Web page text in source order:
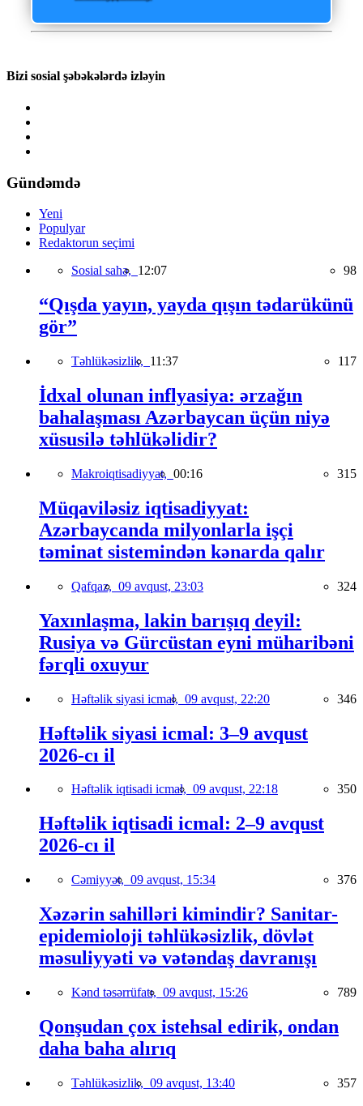
Bizi sosial şəbəkələrdə izləyin
Gündəmdə
Yeni
Populyar
Redaktorun seçimi
Sosial sahə, 12:07 98
“Qışda yayın, yayda qışın tədarükünü
gör”
Təhlükəsizlik, 11:37 117
İdxal olunan inflyasiya: ərzağın
bahalaşması Azərbaycan üçün niyə
xüsusilə təhlükəlidir?
Makroiqtisadiyyat, 00:16 315
Müqaviləsiz iqtisadiyyat:
Azərbaycanda milyonlarla işçi
təminat sistemindən kənarda qalır
Qafqaz, 09 avqust, 23:03 324
Yaxınlaşma, lakin barışıq deyil:
Rusiya və Gürcüstan eyni müharibəni
fərqli oxuyur
Həftəlik siyasi icmal, 09 avqust, 22:20 346
Həftəlik siyasi icmal: 3–9 avqust
2026-cı il
Həftəlik iqtisadi icmal, 09 avqust, 22:18 350
Həftəlik iqtisadi icmal: 2–9 avqust
2026-cı il
Cəmiyyət, 09 avqust, 15:34 376
Xəzərin sahilləri kimindir? Sanitar-
epidemioloji təhlükəsizlik, dövlət
məsuliyyəti və vətəndaş davranışı
Kənd təsərrüfatı, 09 avqust, 15:26 789
Qonşudan çox istehsal edirik, ondan
daha baha alırıq
Təhlükəsizlik, 09 avqust, 13:40 357